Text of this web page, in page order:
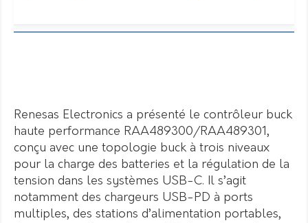
Renesas Electronics a présenté le contrôleur buck
haute performance RAA489300/RAA489301,
conçu avec une topologie buck à trois niveaux
pour la charge des batteries et la régulation de la
tension dans les systèmes USB-C. Il s’agit
notamment des chargeurs USB-PD à ports
multiples, des stations d’alimentation portables,